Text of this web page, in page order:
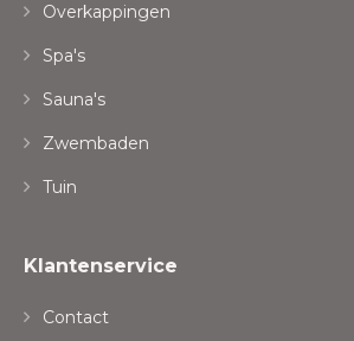
Overkappingen
Spa's
Sauna's
Zwembaden
Tuin
Klantenservice
Contact